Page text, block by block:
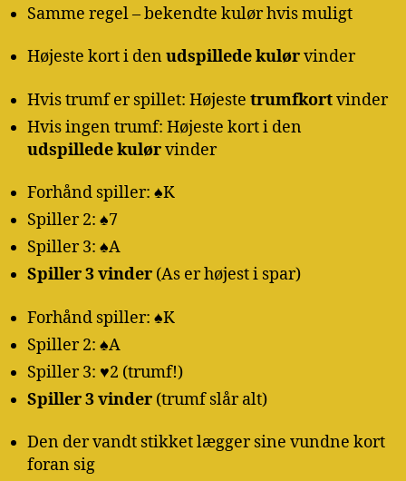
Samme regel – bekendte kulør hvis muligt
Højeste kort i den udspillede kulørvinder
Hvis trumf er spillet: Højeste trumfkortvinder
Hvis ingen trumf: Højeste kort i den
udspillede kulørvinder
Forhånd spiller: ♠K
Spiller 2: ♠7
Spiller 3: ♠A
Spiller 3 vinder (As er højest i spar)
Forhånd spiller: ♠K
Spiller 2: ♠A
Spiller 3: ♥2 (trumf!)
Spiller 3 vinder (trumf slår alt)
Den der vandt stikket lægger sine vundne kort
foran sig